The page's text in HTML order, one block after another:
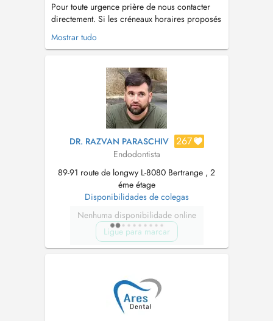
Pour toute urgence prière de nous contacter
directement. Si les créneaux horaires proposés
à la réservation en ligne ne vous conviennent
pas, n'hésitez pas à contacter le cabinet par
Mostrar tudo
DR. RAZVAN PARASCHIV 267
Endodontista
89-91 route de longwy L-8080 Bertrange , 2
éme étage
Disponibilidades de colegas
Nenhuma disponibilidade online
Ligue para marcar